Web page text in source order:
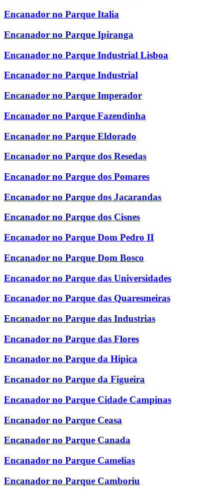
Encanador no Parque Italia
Encanador no Parque Ipiranga
Encanador no Parque Industrial Lisboa
Encanador no Parque Industrial
Encanador no Parque Imperador
Encanador no Parque Fazendinha
Encanador no Parque Eldorado
Encanador no Parque dos Resedas
Encanador no Parque dos Pomares
Encanador no Parque dos Jacarandas
Encanador no Parque dos Cisnes
Encanador no Parque Dom Pedro II
Encanador no Parque Dom Bosco
Encanador no Parque das Universidades
Encanador no Parque das Quaresmeiras
Encanador no Parque das Industrias
Encanador no Parque das Flores
Encanador no Parque da Hipica
Encanador no Parque da Figueira
Encanador no Parque Cidade Campinas
Encanador no Parque Ceasa
Encanador no Parque Canada
Encanador no Parque Camelias
Encanador no Parque Camboriu